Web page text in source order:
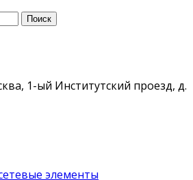
Поиск
1-ый Институтский проезд, д.
элементы